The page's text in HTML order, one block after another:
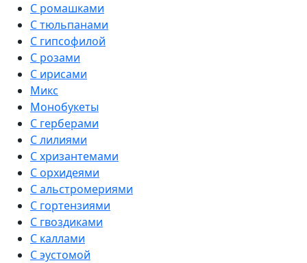
С ромашками
С тюльпанами
С гипсофилой
С розами
С ирисами
Микс
Монобукеты
С герберами
С лилиями
С хризантемами
С орхидеями
С альстромериями
С гортензиями
С гвоздиками
С каллами
С эустомой